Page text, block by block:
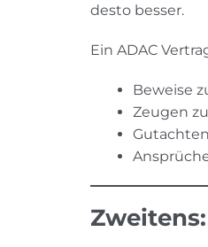
desto besser.
Ein ADAC
Beweise
Zeugen